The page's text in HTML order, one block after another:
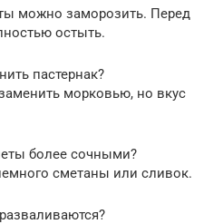
можно заморозить. Перед
остыть.
пастернак?
морковью, но вкус
более сочными?
сметаны или сливок.